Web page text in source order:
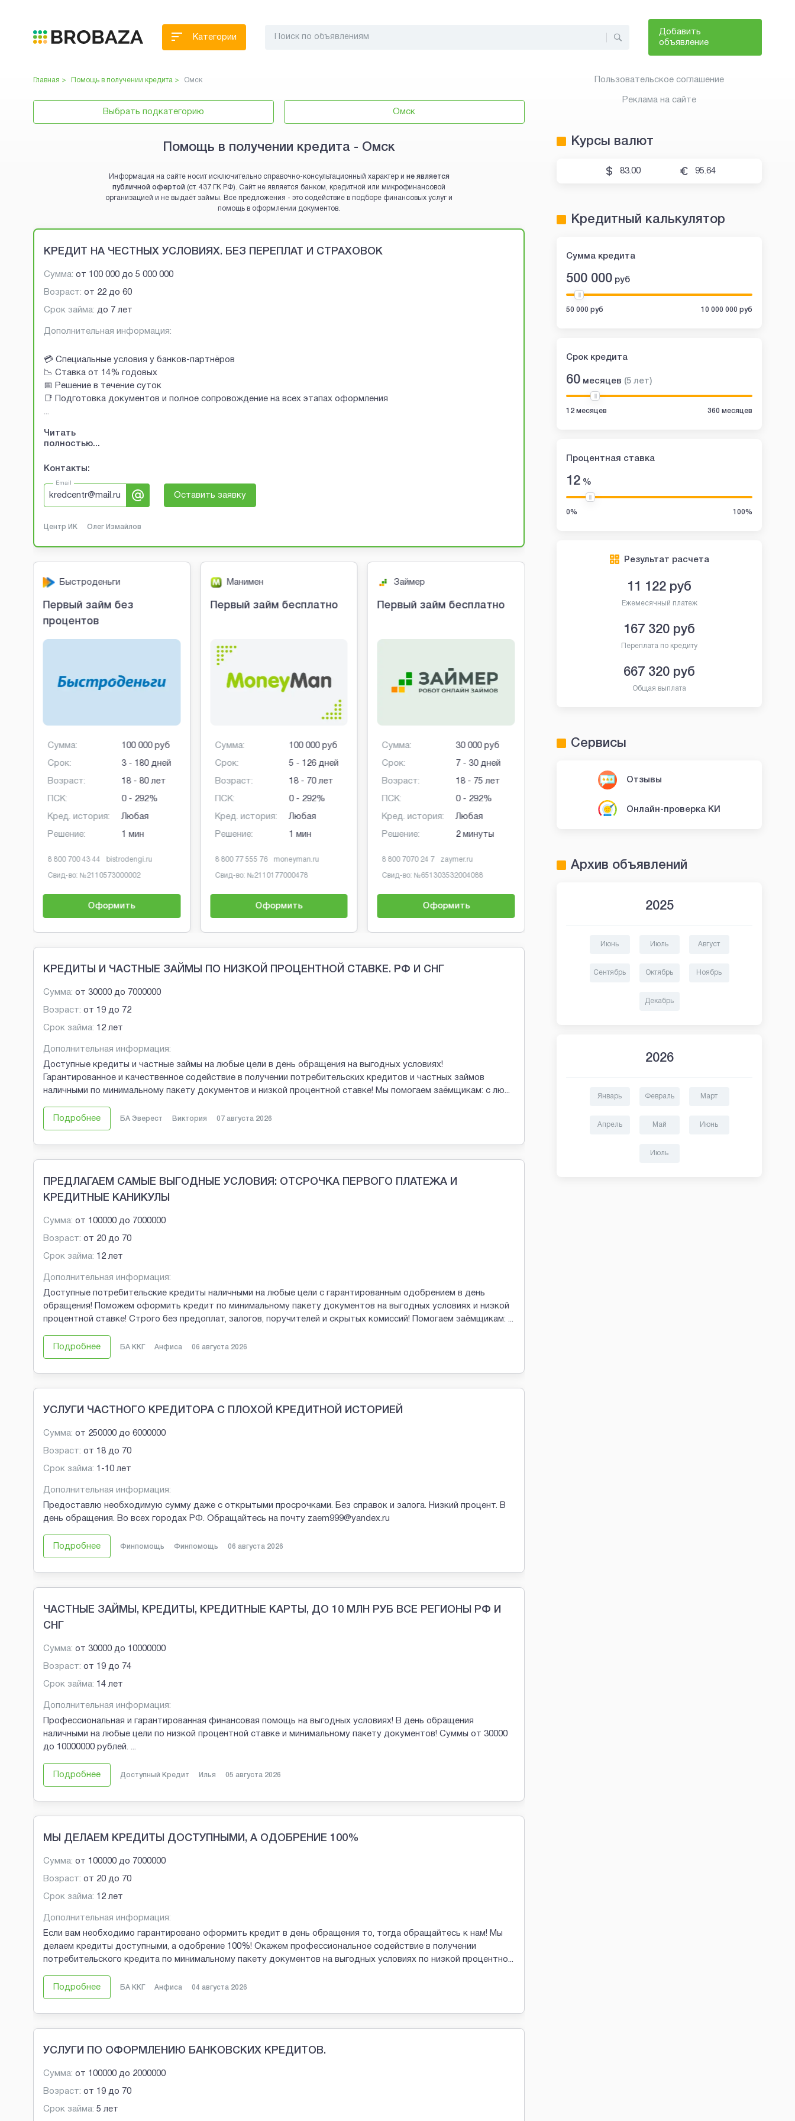
Добавить
объявление
Категории
Главная > Помощь в получении кредита > Омск
Выбрать подкатегорию Омск
Помощь в получении кредита - Омск
Информация на сайте носит исключительно справочно-консультационный характер и не является
публичной офертой (ст. 437 ГК РФ). Сайт не является банком, кредитной или микрофинансовой
организацией и не выдаёт займы. Все предложения - это содействие в подборе финансовых услуг и
помощь в оформлении документов.
Brobaza - VIP-объявления
КРЕДИТ НА ЧЕСТНЫХ УСЛОВИЯХ. БЕЗ ПЕРЕПЛАТ И СТРАХОВОК
Сумма: от 100 000 до 5 000 000
Возраст: от 22 до 60
Срок займа: до 7 лет
Дополнительная информация:
💳 Специальные условия у банков-партнёров
📉 Ставка от 14% годовых
📅 Решение в течение суток
📑 Подготовка документов и полное сопровождение на всех этапах оформления
...
Читать
полностью...
Контакты:
Email
kredcentr@mail.ru Оставить заявку
Центр ИК Олег Измайлов
Быстроденьги
Первый займ без
процентов
Сумма:
Срок:
Возраст:
ПСК:
Кред. история:
Решение:
100 000 руб
3 - 180 дней
18 - 80 лет
0 - 292%
Любая
1 мин
8 800 700 43 44 bistrodengi.ru
Свид-во: №2110573000002
Оформить
Манимен
Первый займ бесплатно
Сумма:
Срок:
Возраст:
ПСК:
Кред. история:
Решение:
100 000 руб
5 - 126 дней
18 - 70 лет
0 - 292%
Любая
1 мин
8 800 77 555 76 moneyman.ru
Свид-во: №2110177000478
Оформить
Займер
Первый займ бесплатно
Сумма:
Срок:
Возраст:
ПСК:
Кред. история:
Решение:
30 000 руб
7 - 30 дней
18 - 75 лет
0 - 292%
Любая
2 минуты
8 800 7070 24 7 zaymer.ru
Свид-во: №651303532004088
Оформить
Brobaza - Обычные объявления
КРЕДИТЫ И ЧАСТНЫЕ ЗАЙМЫ ПО НИЗКОЙ ПРОЦЕНТНОЙ СТАВКЕ. РФ И СНГ
Сумма: от 30000 до 7000000
Возраст: от 19 до 72
Срок займа: 12 лет
Дополнительная информация:
Доступные кредиты и частные займы на любые цели в день обращения на выгодных условиях!
Гарантированное и качественное содействие в получении потребительских кредитов и частных займов
наличными по минимальному пакету документов и низкой процентной ставке! Мы помогаем заёмщикам: с лю
Подробнее БА Эверест Виктория 07 августа 2026
ПРЕДЛАГАЕМ САМЫЕ ВЫГОДНЫЕ УСЛОВИЯ: ОТСРОЧКА ПЕРВОГО ПЛАТЕЖА И
КРЕДИТНЫЕ КАНИКУЛЫ
Сумма: от 100000 до 7000000
Возраст: от 20 до 70
Срок займа: 12 лет
Дополнительная информация:
Доступные потребительские кредиты наличными на любые цели с гарантированным одобрением в день
обращения! Поможем оформить кредит по минимальному пакету документов на выгодных условиях и низкой
процентной ставке! Строго без предоплат, залогов, поручителей и скрытых комиссий! Помогаем заёмщикам:
Подробнее БА ККГ Анфиса 06 августа 2026
УСЛУГИ ЧАСТНОГО КРЕДИТОРА С ПЛОХОЙ КРЕДИТНОЙ ИСТОРИЕЙ
Сумма: от 250000 до 6000000
Возраст: от 18 до 70
Срок займа: 1-10 лет
Дополнительная информация:
Предоставлю необходимую сумму даже с открытыми просрочками. Без справок и залога. Низкий процент. В
день обращения. Во всех городах РФ. Обращайтесь на почту zaem999@yandex.ru
Подробнее Финпомощь Финпомощь 06 августа 2026
ЧАСТНЫЕ ЗАЙМЫ, КРЕДИТЫ, КРЕДИТНЫЕ КАРТЫ, ДО 10 МЛН РУБ ВСЕ РЕГИОНЫ РФ И
СНГ
Сумма: от 30000 до 10000000
Возраст: от 19 до 74
Срок займа: 14 лет
Дополнительная информация:
Профессиональная и гарантированная финансовая помощь на выгодных условиях! В день обращения
наличными на любые цели по низкой процентной ставке и минимальному пакету документов! Суммы от 30000
до 10000000 рублей.
Подробнее Доступный Кредит Илья 05 августа 2026
МЫ ДЕЛАЕМ КРЕДИТЫ ДОСТУПНЫМИ, А ОДОБРЕНИЕ 100%
Сумма: от 100000 до 7000000
Возраст: от 20 до 70
Срок займа: 12 лет
Дополнительная информация:
Если вам необходимо гарантировано оформить кредит в день обращения то, тогда обращайтесь к нам! Мы
делаем кредиты доступными, а одобрение 100%! Окажем профессиональное содействие в получении
потребительского кредита по минимальному пакету документов на выгодных условиях по низкой процентно
Подробнее БА ККГ Анфиса 04 августа 2026
УСЛУГИ ПО ОФОРМЛЕНИЮ БАНКОВСКИХ КРЕДИТОВ.
Сумма: от 100000 до 2000000
Возраст: от 19 до 70
Срок займа: 5 лет
Пользовательское соглашение
Реклама на сайте
Курсы валют
83.00 95.64
Кредитный калькулятор
Сумма кредита
500 000 руб
50 000 руб 10 000 000 руб
Срок кредита
60 месяцев (5 лет)
12 месяцев 360 месяцев
Процентная ставка
12 %
0% 100%
Результат расчета
11 122 руб
Ежемесячный платеж
167 320 руб
Переплата по кредиту
667 320 руб
Общая выплата
Сервисы
Отзывы
Онлайн-проверка КИ
Архив объявлений
2025
Июнь Июль Август
Сентябрь Октябрь Ноябрь
Декабрь
2026
Январь Февраль Март
Апрель Май Июнь
Июль